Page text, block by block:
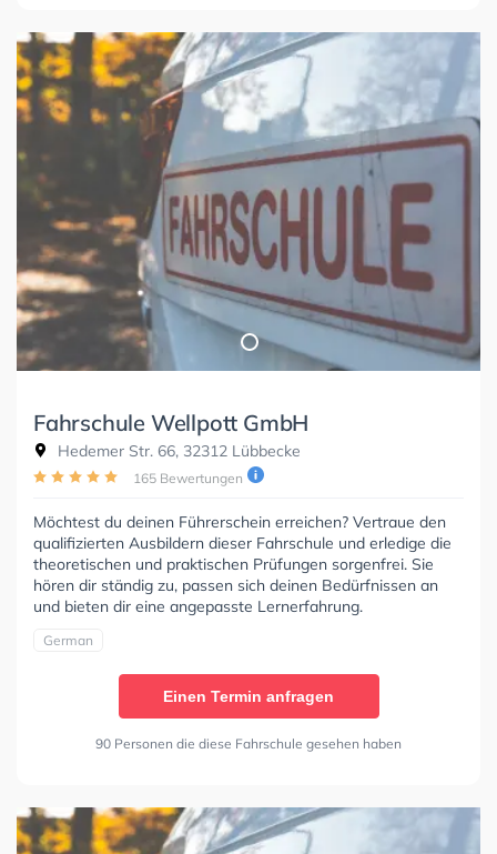
Fahrschule Wellpott GmbH
Hedemer Str. 66, 32312 Lübbecke
165 Bewertungen
Möchtest du deinen Führerschein erreichen? Vertraue den
qualifizierten Ausbildern dieser Fahrschule und erledige die
theoretischen und praktischen Prüfungen sorgenfrei. Sie
hören dir ständig zu, passen sich deinen Bedürfnissen an
und bieten dir eine angepasste Lernerfahrung.
German
Einen Termin anfragen
90 Personen die diese Fahrschule gesehen haben